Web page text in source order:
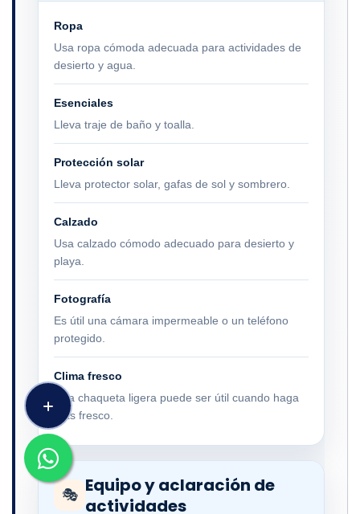
Ropa
Usa ropa cómoda adecuada para actividades de
desierto y agua.
Esenciales
Lleva traje de baño y toalla.
Protección solar
Lleva protector solar, gafas de sol y sombrero.
Calzado
Usa calzado cómodo adecuado para desierto y
playa.
Fotografía
Es útil una cámara impermeable o un teléfono
protegido.
Clima fresco
Una chaqueta ligera puede ser útil cuando haga
más fresco.
🎭 Equipo y aclaración de
actividades